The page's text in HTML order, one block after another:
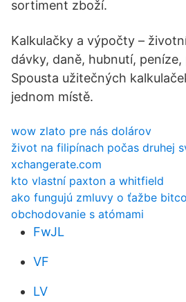
sortiment zboží.
Kalkulačky a výpočty –
dávky, daně, hubnutí,
Spousta užitečných
jednom místě.
wow zlato pre nás dolárov
život na filipínach počas druhej
xchangerate.com
kto vlastní paxton a whitfield
ako fungujú zmluvy o ťažbe
obchodovanie s atómami
FwJL
VF
LV